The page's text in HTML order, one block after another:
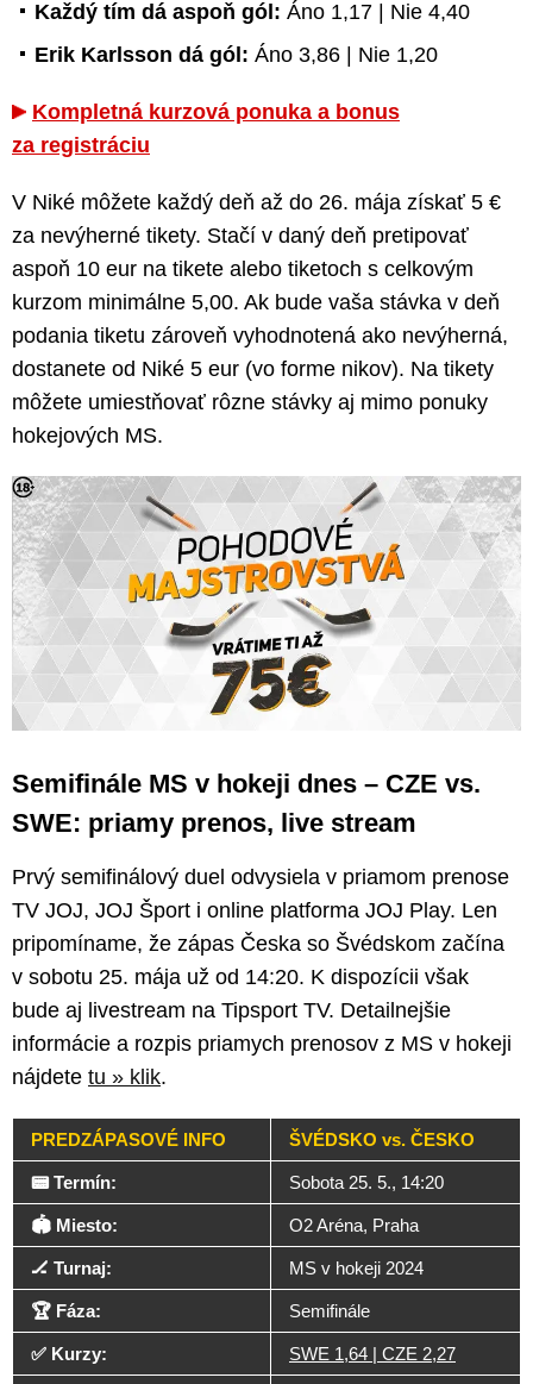
Každý tím dá aspoň gól: Áno 1,17 | Nie 4,40
Erik Karlsson dá gól: Áno 3,86 | Nie 1,20
Kompletná kurzová ponuka a bonus
za registráciu
V Niké môžete každý deň až do 26. mája získať 5 €
za nevýherné tikety. Stačí v daný deň pretipovať
aspoň 10 eur na tikete alebo tiketoch s celkovým
kurzom minimálne 5,00. Ak bude vaša stávka v deň
podania tiketu zároveň vyhodnotená ako nevýherná,
dostanete od Niké 5 eur (vo forme nikov). Na tikety
môžete umiestňovať rôzne stávky aj mimo ponuky
hokejových MS.
Semifinále MS v hokeji dnes – CZE vs.
SWE: priamy prenos, live stream
Prvý semifinálový duel odvysiela v priamom prenose
TV JOJ, JOJ Šport i online platforma JOJ Play. Len
pripomíname, že zápas Česka so Švédskom začína
v sobotu 25. mája už od 14:20. K dispozícii však
bude aj livestream na Tipsport TV. Detailnejšie
informácie a rozpis priamych prenosov z MS v hokeji
nájdete tu » klik.
PREDZÁPASOVÉ INFO ŠVÉDSKO vs. ČESKO
📟 Termín: Sobota 25. 5., 14:20
🏟️ Miesto: O2 Aréna, Praha
🏒 Turnaj: MS v hokeji 2024
🏆 Fáza: Semifinále
✅ Kurzy: SWE 1,64 | CZE 2,27